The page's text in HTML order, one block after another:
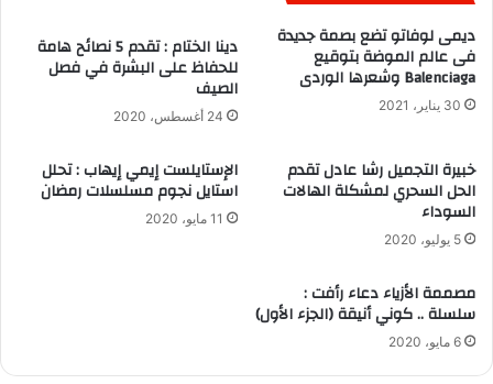
ديمى لوفاتو تضع بصمة جديدة
فى عالم الموضة بتوقيع
Balenciaga وشعرها الوردى
30 يناير، 2021
دينا الختام : تقدم 5 نصائح هامة
للحفاظ على البشرة في فصل
الصيف
24 أغسطس، 2020
خبيرة التجميل رشا عادل تقدم
الحل السحري لمشكلة الهالات
السوداء
5 يوليو، 2020
الإستايلست إيمي إيهاب : تحلل
استايل نجوم مسلسلات رمضان
11 مايو، 2020
مصممة الأزياء دعاء رأفت :
سلسلة .. كوني أنيقة (الجزء الأول)
6 مايو، 2020